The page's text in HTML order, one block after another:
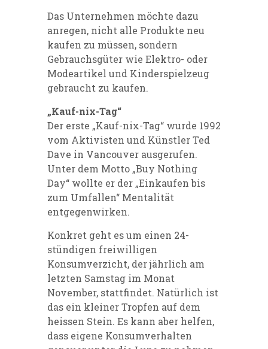
Das Unternehmen möchte dazu
anregen, nicht alle Produkte neu
kaufen zu müssen, sondern
Gebrauchsgüter wie Elektro- oder
Modeartikel und Kinderspielzeug
gebraucht zu kaufen.
„Kauf-nix-Tag“
Der erste „Kauf-nix-Tag“ wurde 1992
vom Aktivisten und Künstler Ted
Dave in Vancouver ausgerufen.
Unter dem Motto „Buy Nothing
Day“ wollte er der „Einkaufen bis
zum Umfallen“ Mentalität
entgegenwirken.
Konkret geht es um einen 24-
stündigen freiwilligen
Konsumverzicht, der jährlich am
letzten Samstag im Monat
November, stattfindet. Natürlich ist
das ein kleiner Tropfen auf dem
heissen Stein. Es kann aber helfen,
dass eigene Konsumverhalten